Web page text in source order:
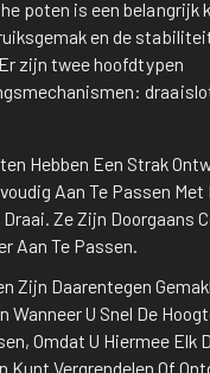
poten is een belangrijk
en de
zijn twee hoofdtypen
Hebben Een Strak
Aan Te Passen Met
Ze Zijn Doorgaans
Aan Te Passen.
Zijn Daarentegen
Wanneer U Snel De
Omdat U Hiermee Elk
Kunt Vergrendelen Of